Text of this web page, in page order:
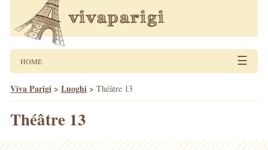
HOME ☰
Viva Parigi > Luoghi > Théâtre 13
Théâtre 13